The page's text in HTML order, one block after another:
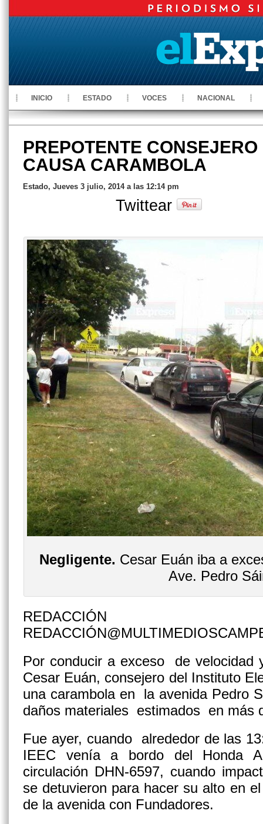
INICIO ESTADO VOCES NACIONAL
PREPOTENTE
CAUSA CARAMBOLA
Estado, Jueves 3 julio, 2014 a las 12:14 pm
Twittear
Negligente. Cesar Euán iba a
Ave. Pedro
REDACCIÓN
Por conducir a exceso de velocidad
Cesar Euán, consejero del Instituto
una carambola en la avenida Pedro
daños materiales estimados en más
Fue ayer, cuando alrededor de las
IEEC venía a bordo del Honda
circulación DHN-6597, cuando
se detuvieron para hacer su alto en
de la avenida con Fundadores.